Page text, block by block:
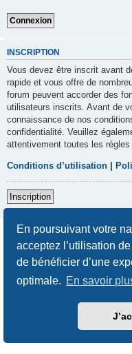
En poursuivant votre
acceptez l’utilisation
de bénéficier d’une
optimale. En savoir
INSCRIPTION
Vous devez être inscrit avant
rapide et vous offre de
forum peuvent accorder des
utilisateurs inscrits. Avant de
connaissance de nos
confidentialité. Veuillez
attentivement toutes les
Conditions d’utilisation
Inscription
Développé par
Traduction